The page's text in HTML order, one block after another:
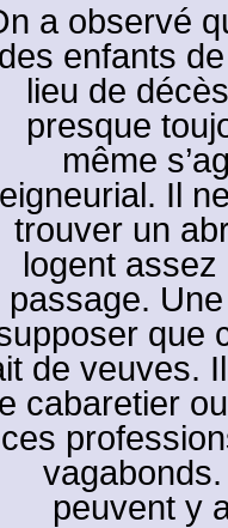
a observé
des enfants
lieu de
presque
même
Il
trouver un
logent
passage.
que
de veuves.
cabaretier
ces
peuvent y